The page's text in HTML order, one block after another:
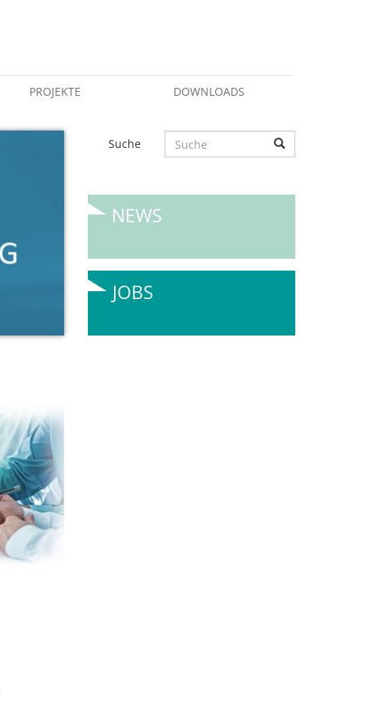
PROJEKTE DOWNLOADS
Suche
NEWS
JOBS